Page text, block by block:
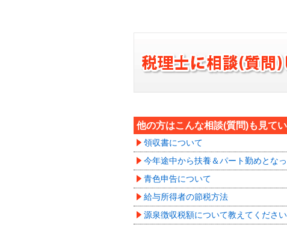
他の方はこんな相談(質問)も見て
領収書について
今年途中から扶養＆パート勤めとな
青色申告について
給与所得者の節税方法
源泉徴収税額について教えてください